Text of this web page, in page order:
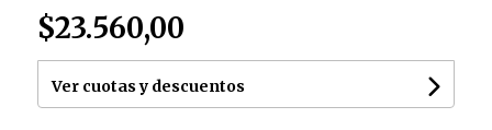
$23.560,00
Ver cuotas y descuentos